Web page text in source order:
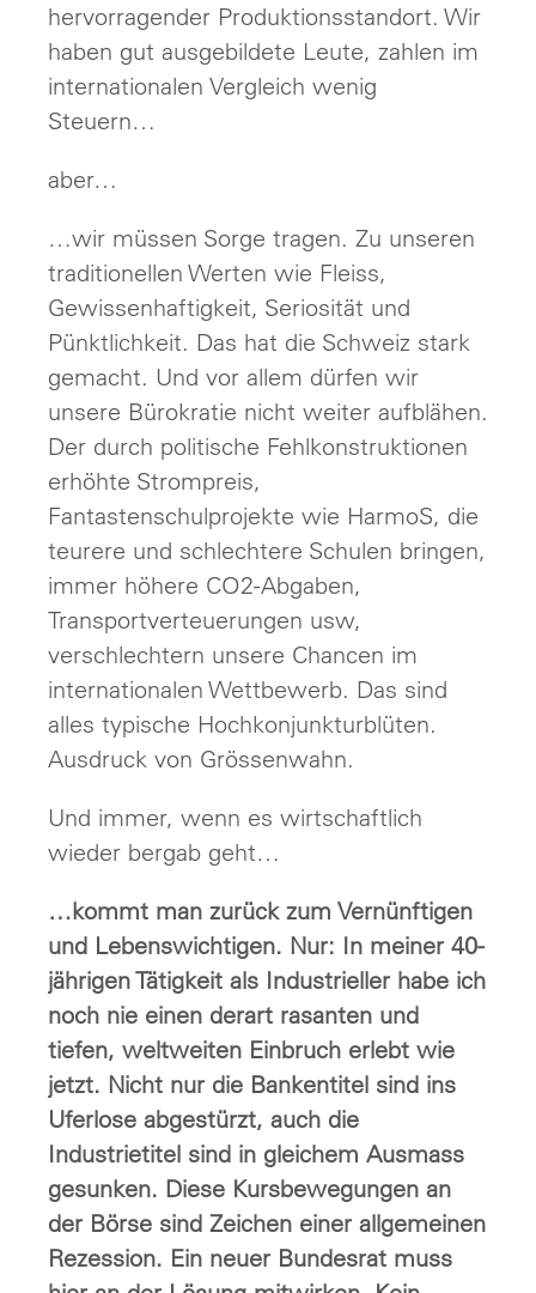
hervorragender Produktionsstandort. Wir
haben gut ausgebildete Leute, zahlen im
internationalen Vergleich wenig
Steuern…
aber…
…wir müssen Sorge tragen. Zu unseren
traditionellen Werten wie Fleiss,
Gewissenhaftigkeit, Seriosität und
Pünktlichkeit. Das hat die Schweiz stark
gemacht. Und vor allem dürfen wir
unsere Bürokratie nicht weiter aufblähen.
Der durch politische Fehlkonstruktionen
erhöhte Strompreis,
Fantastenschulprojekte wie HarmoS, die
teurere und schlechtere Schulen bringen,
immer höhere CO2-Abgaben,
Transportverteuerungen usw,
verschlechtern unsere Chancen im
internationalen Wettbewerb. Das sind
alles typische Hochkonjunkturblüten.
Ausdruck von Grössenwahn.
Und immer, wenn es wirtschaftlich
wieder bergab geht…
…kommt man zurück zum Vernünftigen
und Lebenswichtigen. Nur: In meiner 40-
jährigen Tätigkeit als Industrieller habe ich
noch nie einen derart rasanten und
tiefen, weltweiten Einbruch erlebt wie
jetzt. Nicht nur die Bankentitel sind ins
Uferlose abgestürzt, auch die
Industrietitel sind in gleichem Ausmass
gesunken. Diese Kursbewegungen an
der Börse sind Zeichen einer allgemeinen
Rezession. Ein neuer Bundesrat muss